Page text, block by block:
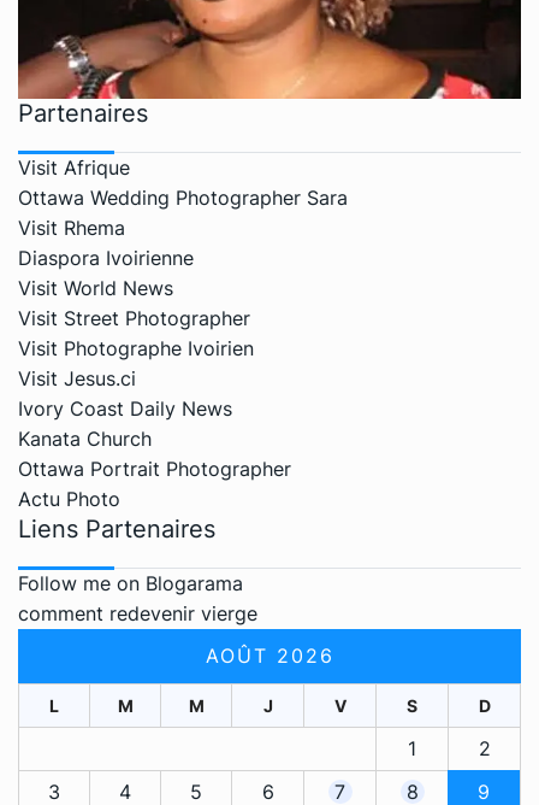
Partenaires
Visit Afrique
Ottawa Wedding Photographer Sara
Visit Rhema
Diaspora Ivoirienne
Visit World News
Visit Street Photographer
Visit Photographe Ivoirien
Visit Jesus.ci
Ivory Coast Daily News
Kanata Church
Ottawa Portrait Photographer
Actu Photo
Liens Partenaires
Follow me on Blogarama
comment redevenir vierge
AOÛT 2026
L M M J V S D
1
2
3
4 5 6 7 8
9